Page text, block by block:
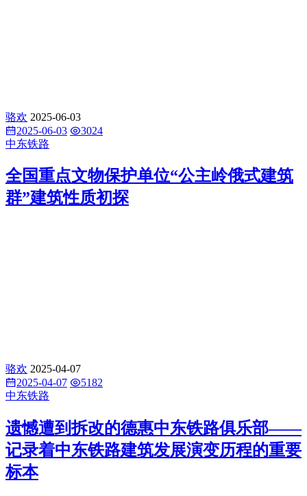
骆欢 2025-06-03
2025-06-03
3024
中东铁路
全国重点文物保护单位“公主岭俄式建筑
群”建筑性质初探
骆欢 2025-04-07
2025-04-07
5182
中东铁路
遗憾遭到拆改的德惠中东铁路俱乐部——
记录着中东铁路建筑发展演变历程的重要
标本